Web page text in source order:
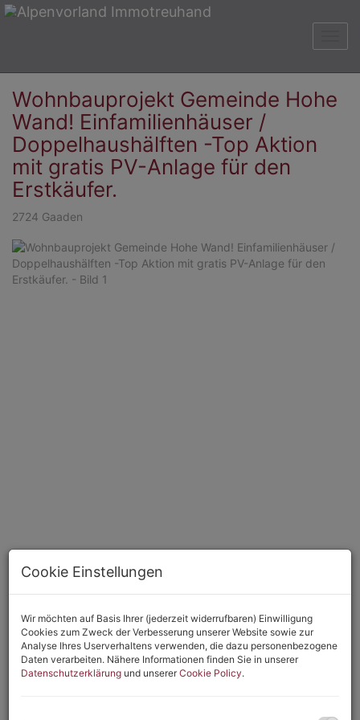
Wohnbauprojekt Gemeinde Hohe
Wand! Einfamilienhäuser /
Doppelhaushälften -Top Aktion
mit gratis PV-Anlage für den
Erstkäufer.
2724 Gaaden
Beschreibung
Wohnbauprojekt Gemeinde Hohe Wand!Top Aktion mit
Cookie Einstellungen
Wir möchten auf Basis Ihrer (jederzeit widerrufbaren) Einwilligung
Cookies zum Zweck der Verbesserung unserer Website sowie zur
Analyse Ihres Userverhaltens verwenden, die dazu personenbezogene
Daten verarbeiten. Nähere Informationen finden Sie in unserer
Datenschutzerklärung und unsererCookie Policy.